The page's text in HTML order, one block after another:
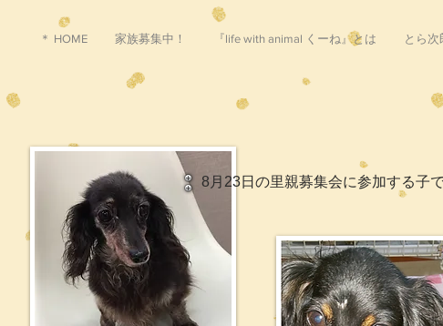
＊ HOME 家族募集中！ 『life with animal くーね』とは とら次
8月23日の里親募集会に参加する子で